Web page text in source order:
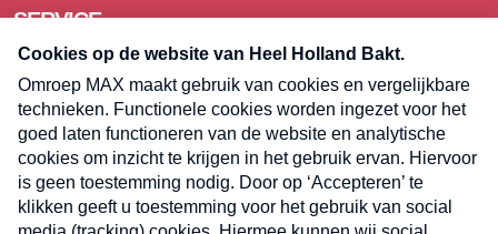
SERVICE
Over Omroep MAX
Pers
Contact
Algemene voorwaarden
Privacyverklaring
Cookieverklaring